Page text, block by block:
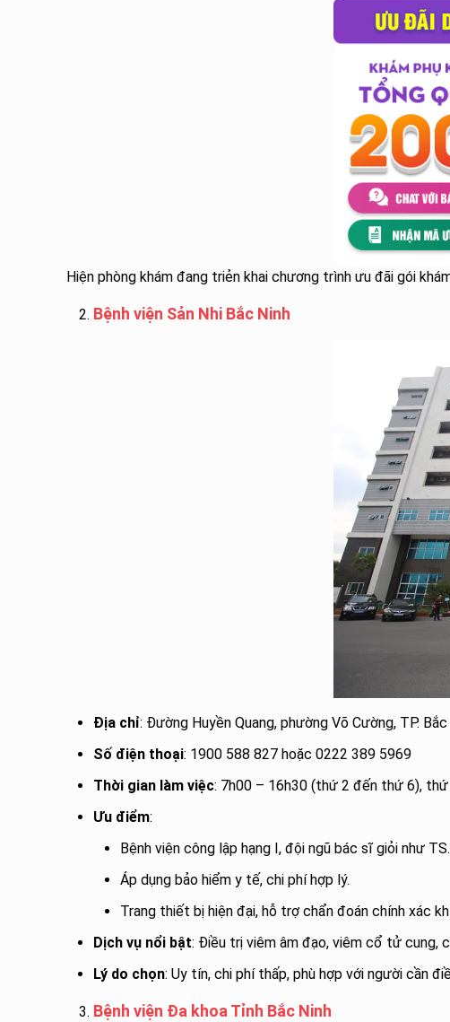
Hiện phòng khám đang triẻn khai chương trình ưu đãi gói
Bệnh viện Sản Nhi Bắc Ninh
Địa chỉ: Đường Huyền Quang, phường Võ Cường, TP. Bắc
Số điện thoại: 1900 588 827 hoặc 0222 389 5969
Thời gian làm việc: 7h00 – 16h30 (thứ 2 đến thứ 6),
Ưu điểm:
Bệnh viện công lập hạng I, đội ngũ bác sĩ giỏi như
Áp dụng bảo hiểm y tế, chi phí hợp lý.
Trang thiết bị hiện đại, hỗ trợ chẩn đoán chính xác
Dịch vụ nổi bật: Điều trị viêm âm đạo, viêm cổ tử cung,
Lý do chọn: Uy tín, chi phí thấp, phù hợp với người cần
Bệnh viện Đa khoa Tỉnh Bắc Ninh